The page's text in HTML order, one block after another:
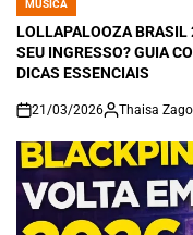
POSTED
IN
MÚSICA
LOLLAPALOOZA BRASIL
SEU INGRESSO? GUIA
DICAS ESSENCIAIS
on
21/03/2026 Thaisa